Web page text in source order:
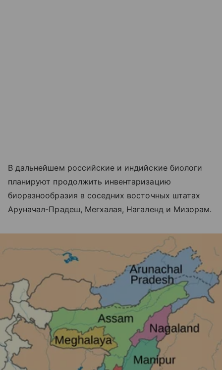
В дальнейшем российские и индийские биологи
планируют продолжить инвентаризацию
биоразнообразия в соседних восточных штатах
Аруначал-Прадеш, Мегхалая, Нагаленд и Мизорам.